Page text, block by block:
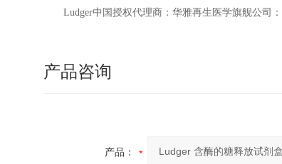
Ludger中国授权代理商：华雅再生医学旗舰公司
产品咨询
产品：